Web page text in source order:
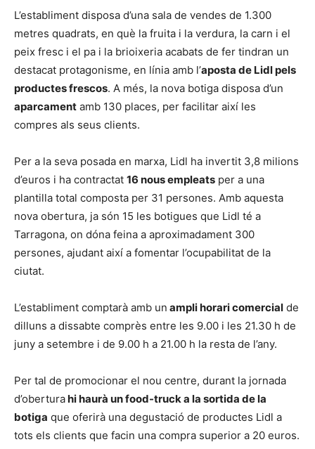
L’establiment disposa d’una sala de vendes de 1.300
metres quadrats, en què la fruita i la verdura, la carn i el
peix fresc i el pa i la brioixeria acabats de fer tindran un
destacat protagonisme, en línia amb l’aposta de Lidl pels
productes frescos. A més, la nova botiga disposa d’un
aparcament amb 130 places, per facilitar així les
compres als seus clients.
Per a la seva posada en marxa, Lidl ha invertit 3,8 milions
d’euros i ha contractat 16 nous empleats per a una
plantilla total composta per 31 persones. Amb aquesta
nova obertura, ja són 15 les botigues que Lidl té a
Tarragona, on dóna feina a aproximadament 300
persones, ajudant així a fomentar l’ocupabilitat de la
ciutat.
L’establiment comptarà amb un ampli horari comercial de
dilluns a dissabte comprès entre les 9.00 i les 21.30 h de
juny a setembre i de 9.00 h a 21.00 h la resta de l’any.
Per tal de promocionar el nou centre, durant la jornada
d’oberturahi haurà un food-truck a la sortida de la
botiga que oferirà una degustació de productes Lidl a
tots els clients que facin una compra superior a 20 euros.